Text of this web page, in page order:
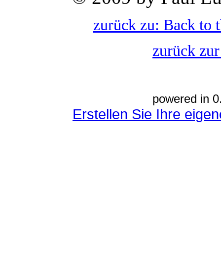
zurück zu: Back to
zurück
powered in
Erstellen Sie Ihre